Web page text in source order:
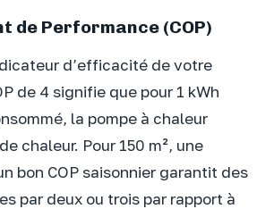
de Performance (COP)
d’efficacité de votre
de 4 signifie que pour 1 kWh
la pompe à chaleur
chaleur. Pour 150 m², une
bon COP saisonnier garantit des
par deux ou trois par rapport à